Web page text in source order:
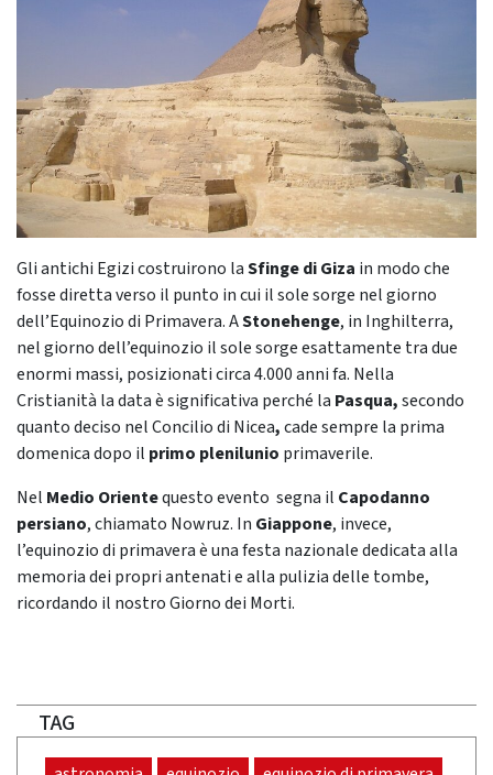
Gli antichi Egizi costruirono laSfinge di Giza in modo che
fosse diretta verso il punto in cui il sole sorge nel giorno
dell’Equinozio di Primavera. AStonehenge, in Inghilterra,
nel giorno dell’equinozio il sole sorge esattamente tra due
enormi massi, posizionati circa 4.000 anni fa. Nella
Cristianità la data è significativa perché la Pasqua,secondo
quanto deciso nel Concilio di Nicea,cade sempre la prima
domenica dopo il primo plenilunio primaverile.
Nel Medio Orientequesto evento segna il Capodanno
persiano, chiamato Nowruz. In Giappone, invece,
l’equinozio di primavera è una festa nazionale dedicata alla
memoria dei propri antenati e alla pulizia delle tombe,
ricordando il nostro Giorno dei Morti.
TAG